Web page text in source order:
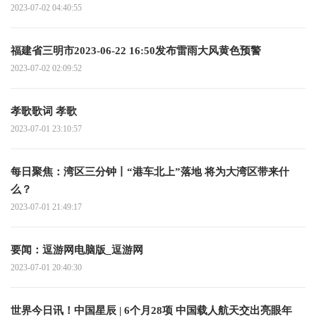
2023-07-02 04:40:55
福建省三明市2023-06-22 16:50发布雷雨大风黄色预警
2023-07-02 02:09:52
孝歌歌词 孝歌
2023-07-01 23:10:57
每日聚焦：湾区三分钟丨“港车北上”落地 将为大湾区带来什
么？
2023-07-01 21:49:17
要闻：逗游网电脑版_逗游网
2023-07-01 20:40:30
世界今日讯！中国星辰 | 6个月28项 中国载人航天交出亮眼年